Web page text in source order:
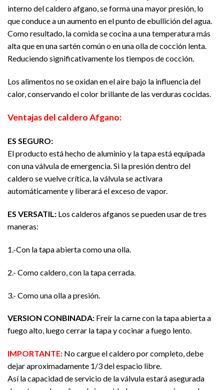
interno del caldero afgano, se forma una mayor presión, lo
que conduce a un aumento en el punto de ebullición del agua.
Como resultado, la comida se cocina a una temperatura más
alta que en una sartén común o en una olla de cocción lenta.
Reduciendo significativamente los tiempos de cocción.
Los alimentos no se oxidan en el aire bajo la influencia del
calor, conservando el color brillante de las verduras cocidas.
Ventajas del caldero Afgano:
ES SEGURO:
El producto está hecho de aluminio y la tapa está equipada
con una válvula de emergencia. Si la presión dentro del
caldero se vuelve crítica, la válvula se activara
automáticamente y liberará el exceso de vapor.
ES VERSATIL: Los calderos afganos se pueden usar de tres
maneras:
1.-Con la tapa abierta como una olla.
2.- Como caldero, con la tapa cerrada.
3.- Como una olla a presión.
VERSION CONBINADA: Freír la carne con la tapa abierta a
fuego alto, luego cerrar la tapa y cocinar a fuego lento.
IMPORTANTE: No cargue el caldero por completo, debe
dejar aproximadamente 1/3 del espacio libre.
Así la capacidad de servicio de la válvula estará asegurada